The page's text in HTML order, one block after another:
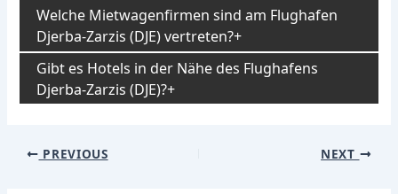
Welche Mietwagenfirmen sind am Flughafen
Djerba-Zarzis (DJE) vertreten?
Gibt es Hotels in der Nähe des Flughafens
Djerba-Zarzis (DJE)?
Post
PREVIOUS NEXT